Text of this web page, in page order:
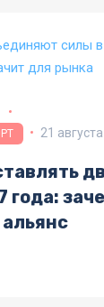
21
года: